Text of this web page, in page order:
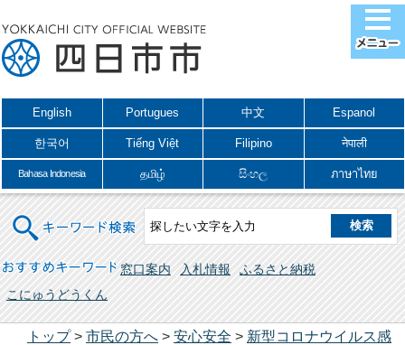
English Portugues 中文 Espanol
한국어 Tiếng Việt Filipino नेपाली
Bahasa Indonesia தமிழ் සිංහල ภาษาไทย
キーワード検索
おすすめキーワード 窓口案内 入札情報
ふるさと納税
こにゅうどうくん
トップ> 市民の方へ > 安心安全 > 新型コロナウイルス感